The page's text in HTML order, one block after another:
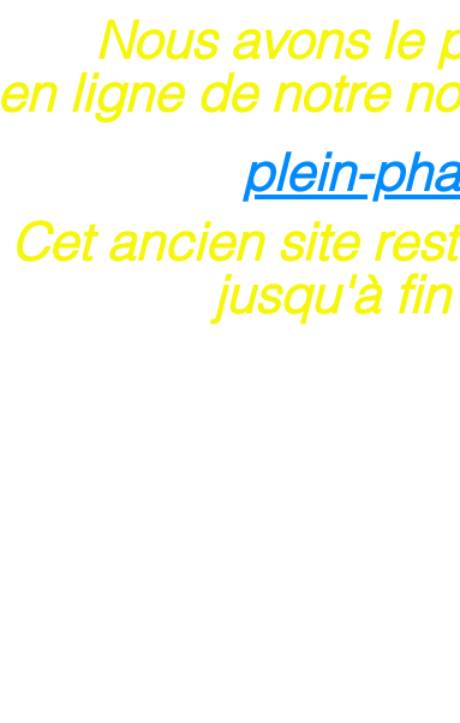
Nous avons le
en ligne de notre
plein-
Cet ancien site
jusqu'à fin